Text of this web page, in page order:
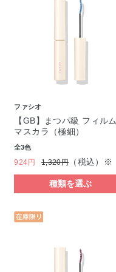
ファシオ
【GB】まつパ級 フィルム
マスカラ（極細）
全3色
924円 1,320円（税込）※
種類を選ぶ